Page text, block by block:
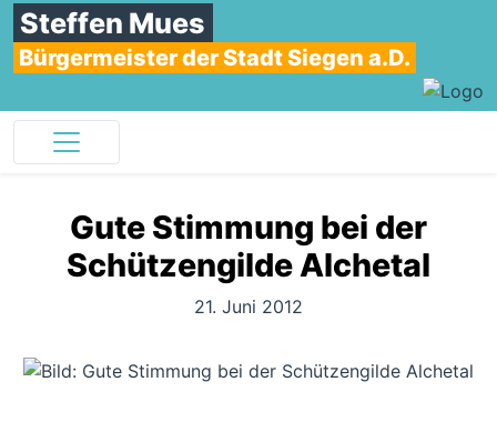
Steffen Mues
Bürgermeister der Stadt Siegen a.D.
Gute Stimmung bei der
Schützengilde Alchetal
21. Juni 2012